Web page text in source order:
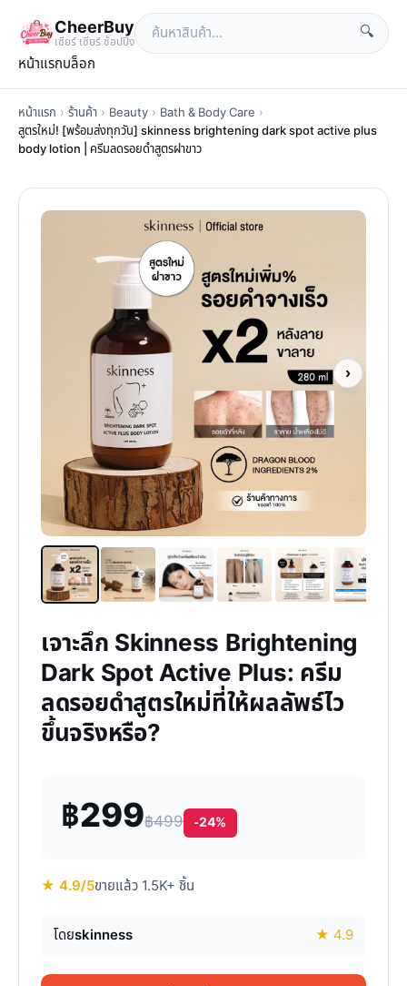
CheerBuy
เซียร์ เซียร์ ช้อปปิ้ง
🔍
หน้าแรกบล็อก
หน้าแรก › ร้านค้า › Beauty › Bath & Body Care ›
สูตรใหม่! [พร้อมส่งทุกวัน] skinness brightening dark spot active plus
body lotion | ครีมลดรอยดำสูตรฝาขาว
›
เจาะลึก Skinness Brightening
Dark Spot Active Plus: ครีม
ลดรอยดำสูตรใหม่ที่ให้ผลลัพธ์ไว
ขึ้นจริงหรือ?
฿299฿499 -24%
★ 4.9/5ขายแล้ว 1.5K+ ชิ้น
โดยskinness ★ 4.9